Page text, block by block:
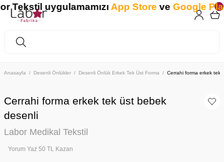
Anasayfa Desenli Önlükler Desenli Önlük Erkek Tek Üst Forma Cerrahi forma erkek tek
Cerrahi forma erkek tek üst bebek
desenli
Labor Medikal Tekstil
Yorum Yaz 50 TL Kazan
uygulamamızıApp StoreveGoogle Play